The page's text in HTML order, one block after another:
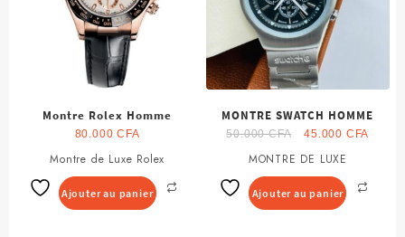
Montre Rolex Homme
80.000CFA
Montre de Luxe Rolex
Ajouter au panier
MONTRE SWATCH HOMME
50.000CFA
Le
prix
était :
50.000 CFA.
45.000 CFA
MONTRE DE LUXE
Ajouter au panier